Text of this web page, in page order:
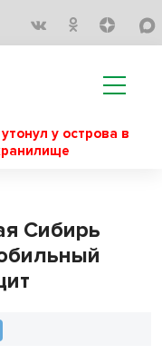
у острова в
Сибирь